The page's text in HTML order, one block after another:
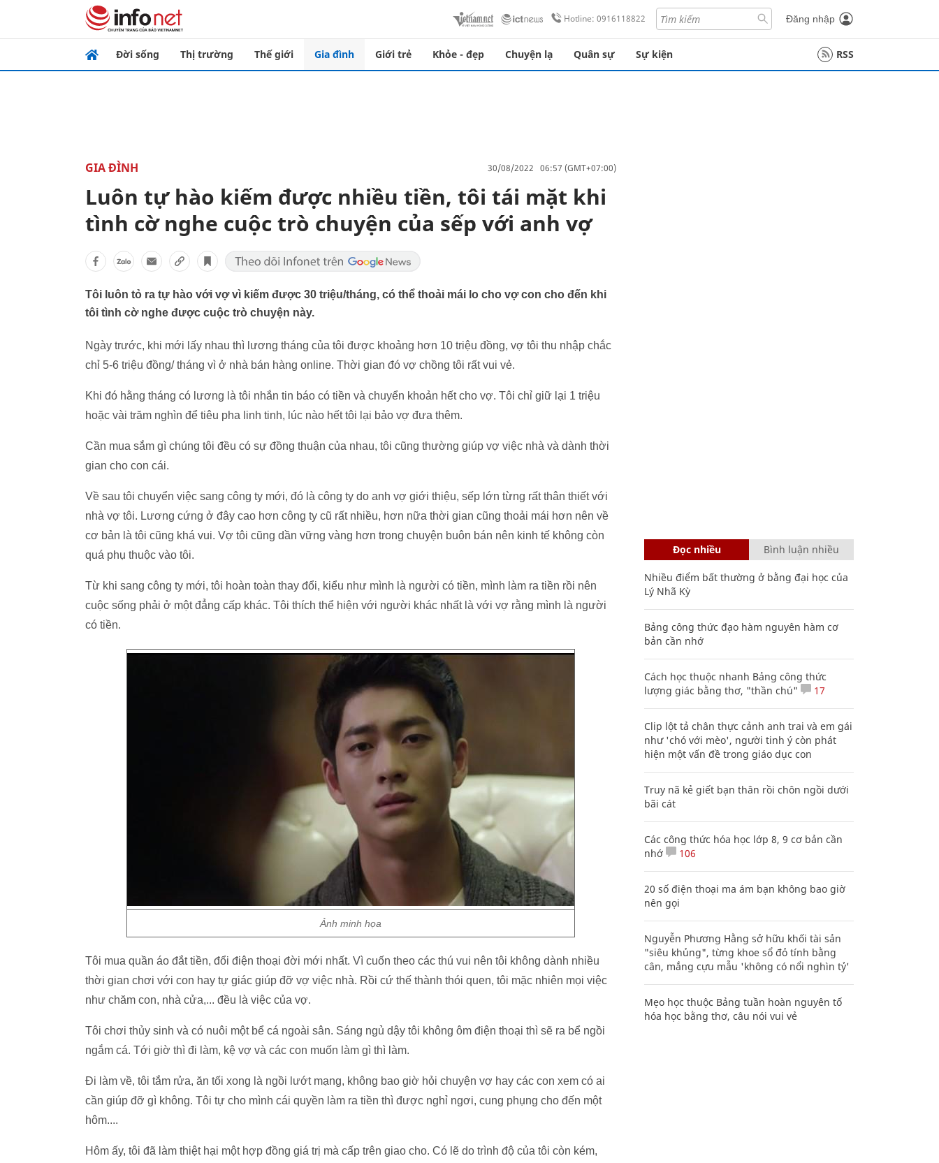
Hotline: 0916118822 Đăng nhập
Đời sống Thị trường Thế giới Gia đình Giới trẻ Khỏe - đẹp Chuyện lạ Quân sự Sự kiện RSS
GIA ĐÌNH 30/08/2022 06:57 (GMT+07:00)
Luôn tự hào kiếm được nhiều tiền, tôi tái mặt khi
tình cờ nghe cuộc trò chuyện của sếp với anh vợ
Tôi luôn tỏ ra tự hào với vợ vì kiếm được 30 triệu/tháng, có thể thoải mái lo cho vợ con cho đến khi
tôi tình cờ nghe được cuộc trò chuyện này.
Ngày trước, khi mới lấy nhau thì lương tháng của tôi được khoảng hơn 10 triệu đồng, vợ tôi thu nhập chắc
chỉ 5-6 triệu đồng/ tháng vì ở nhà bán hàng online. Thời gian đó vợ chồng tôi rất vui vẻ.
Khi đó hằng tháng có lương là tôi nhắn tin báo có tiền và chuyển khoản hết cho vợ. Tôi chỉ giữ lại 1 triệu
hoặc vài trăm nghìn để tiêu pha linh tinh, lúc nào hết tôi lại bảo vợ đưa thêm.
Cần mua sắm gì chúng tôi đều có sự đồng thuận của nhau, tôi cũng thường giúp vợ việc nhà và dành thời
gian cho con cái.
Về sau tôi chuyển việc sang công ty mới, đó là công ty do anh vợ giới thiệu, sếp lớn từng rất thân thiết với
nhà vợ tôi. Lương cứng ở đây cao hơn công ty cũ rất nhiều, hơn nữa thời gian cũng thoải mái hơn nên về
cơ bản là tôi cũng khá vui. Vợ tôi cũng dần vững vàng hơn trong chuyện buôn bán nên kinh tế không còn
quá phụ thuộc vào tôi.
Từ khi sang công ty mới, tôi hoàn toàn thay đổi, kiểu như mình là người có tiền, mình làm ra tiền rồi nên
cuộc sống phải ở một đẳng cấp khác. Tôi thích thể hiện với người khác nhất là với vợ rằng mình là người
có tiền.
Ảnh minh họa
Tôi mua quần áo đắt tiền, đổi điện thoại đời mới nhất. Vì cuốn theo các thú vui nên tôi không dành nhiều
thời gian chơi với con hay tự giác giúp đỡ vợ việc nhà. Rồi cứ thế thành thói quen, tôi mặc nhiên mọi việc
như chăm con, nhà cửa,... đều là việc của vợ.
Tôi chơi thủy sinh và có nuôi một bể cá ngoài sân. Sáng ngủ dậy tôi không ôm điện thoại thì sẽ ra bể ngồi
ngắm cá. Tới giờ thì đi làm, kệ vợ và các con muốn làm gì thì làm.
Đi làm về, tôi tắm rửa, ăn tối xong là ngồi lướt mạng, không bao giờ hỏi chuyện vợ hay các con xem có ai
cần giúp đỡ gì không. Tôi tự cho mình cái quyền làm ra tiền thì được nghỉ ngơi, cung phụng cho đến một
hôm....
Hôm ấy, tôi đã làm thiệt hại một hợp đồng giá trị mà cấp trên giao cho. Có lẽ do trình độ của tôi còn kém,
Đọc nhiều Bình luận nhiều
Nhiều điểm bất thường ở bằng đại học của
Lý Nhã Kỳ
Bảng công thức đạo hàm nguyên hàm cơ
bản cần nhớ
Cách học thuộc nhanh Bảng công thức
lượng giác bằng thơ, "thần chú"
17
Clip lột tả chân thực cảnh anh trai và em gái
như 'chó với mèo', người tinh ý còn phát
hiện một vấn đề trong giáo dục con
Truy nã kẻ giết bạn thân rồi chôn ngồi dưới
bãi cát
Các công thức hóa học lớp 8, 9 cơ bản cần
nhớ
106
20 số điện thoại ma ám bạn không bao giờ
nên gọi
Nguyễn Phương Hằng sở hữu khối tài sản
"siêu khủng", từng khoe sổ đỏ tính bằng
cân, mắng cựu mẫu 'không có nổi nghìn tỷ'
Mẹo học thuộc Bảng tuần hoàn nguyên tố
hóa học bằng thơ, câu nói vui vẻ